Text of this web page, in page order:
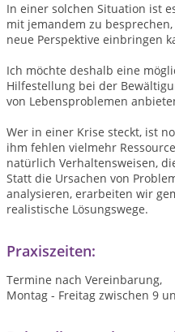
In einer solchen Situation ist
mit jemandem zu
neue Perspektive einbringen
Ich möchte deshalb eine
Hilfestellung bei der
von Lebensproblemen
Wer in einer Krise steckt, ist
ihm fehlen vielmehr
natürlich Verhaltensweisen,
Statt die Ursachen von
analysieren, erarbeiten wir
realistische Lösungswege.
Praxiszeiten:
Termine nach Vereinbarung,
Montag - Freitag zwischen 9